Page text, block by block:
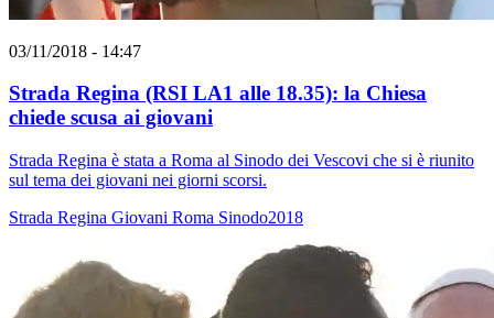
03/11/2018 - 14:47
Strada Regina (RSI LA1 alle 18.35): la Chiesa
chiede scusa ai giovani
Strada Regina è stata a Roma al Sinodo dei Vescovi che si è riunito
sul tema dei giovani nei giorni scorsi.
Strada Regina Giovani Roma Sinodo2018